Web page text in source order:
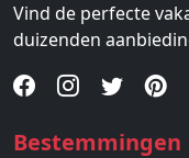
Vind de perfecte
duizenden
Bestemmingen